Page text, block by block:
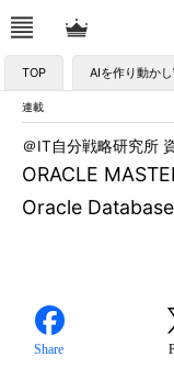
TOP AIを作り動か
連載
ORACLE
Oracle Database
＠IT自分戦略研究所
Share